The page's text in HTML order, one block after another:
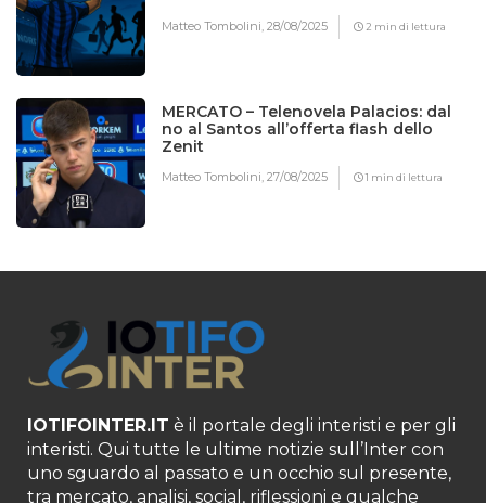
Matteo Tombolini,28/08/2025 2 min di lettura
MERCATO – Telenovela Palacios: dal
no al Santos all’offerta flash dello
Zenit
Matteo Tombolini,27/08/2025 1 min di lettura
IOTIFOINTER.IT è il portale degli interisti e per gli
interisti. Qui tutte le ultime notizie sull’Inter con
uno sguardo al passato e un occhio sul presente,
tra mercato, analisi, social, riflessioni e qualche